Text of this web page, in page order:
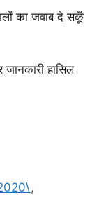
का जवाब दे सकूँ
हासिल
,